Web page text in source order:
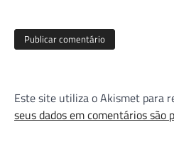
Este site utiliza o Akismet para
seus dados em comentários são